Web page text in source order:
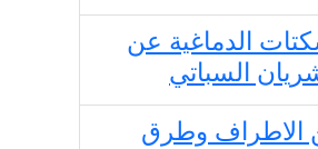
الدماغية عن
السباتي
الاطراف وطرق